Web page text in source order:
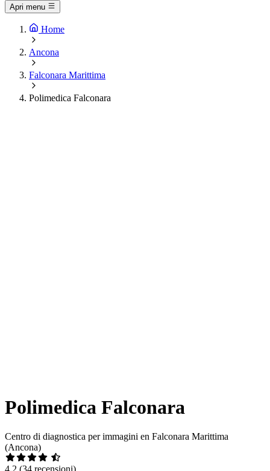
Apri menu
Home
Ancona
Falconara Marittima
Polimedica Falconara
Polimedica Falconara
Centro di diagnostica per immagini en Falconara Marittima
(Ancona)